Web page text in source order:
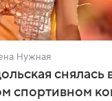
Нужная
снялась
спортивном